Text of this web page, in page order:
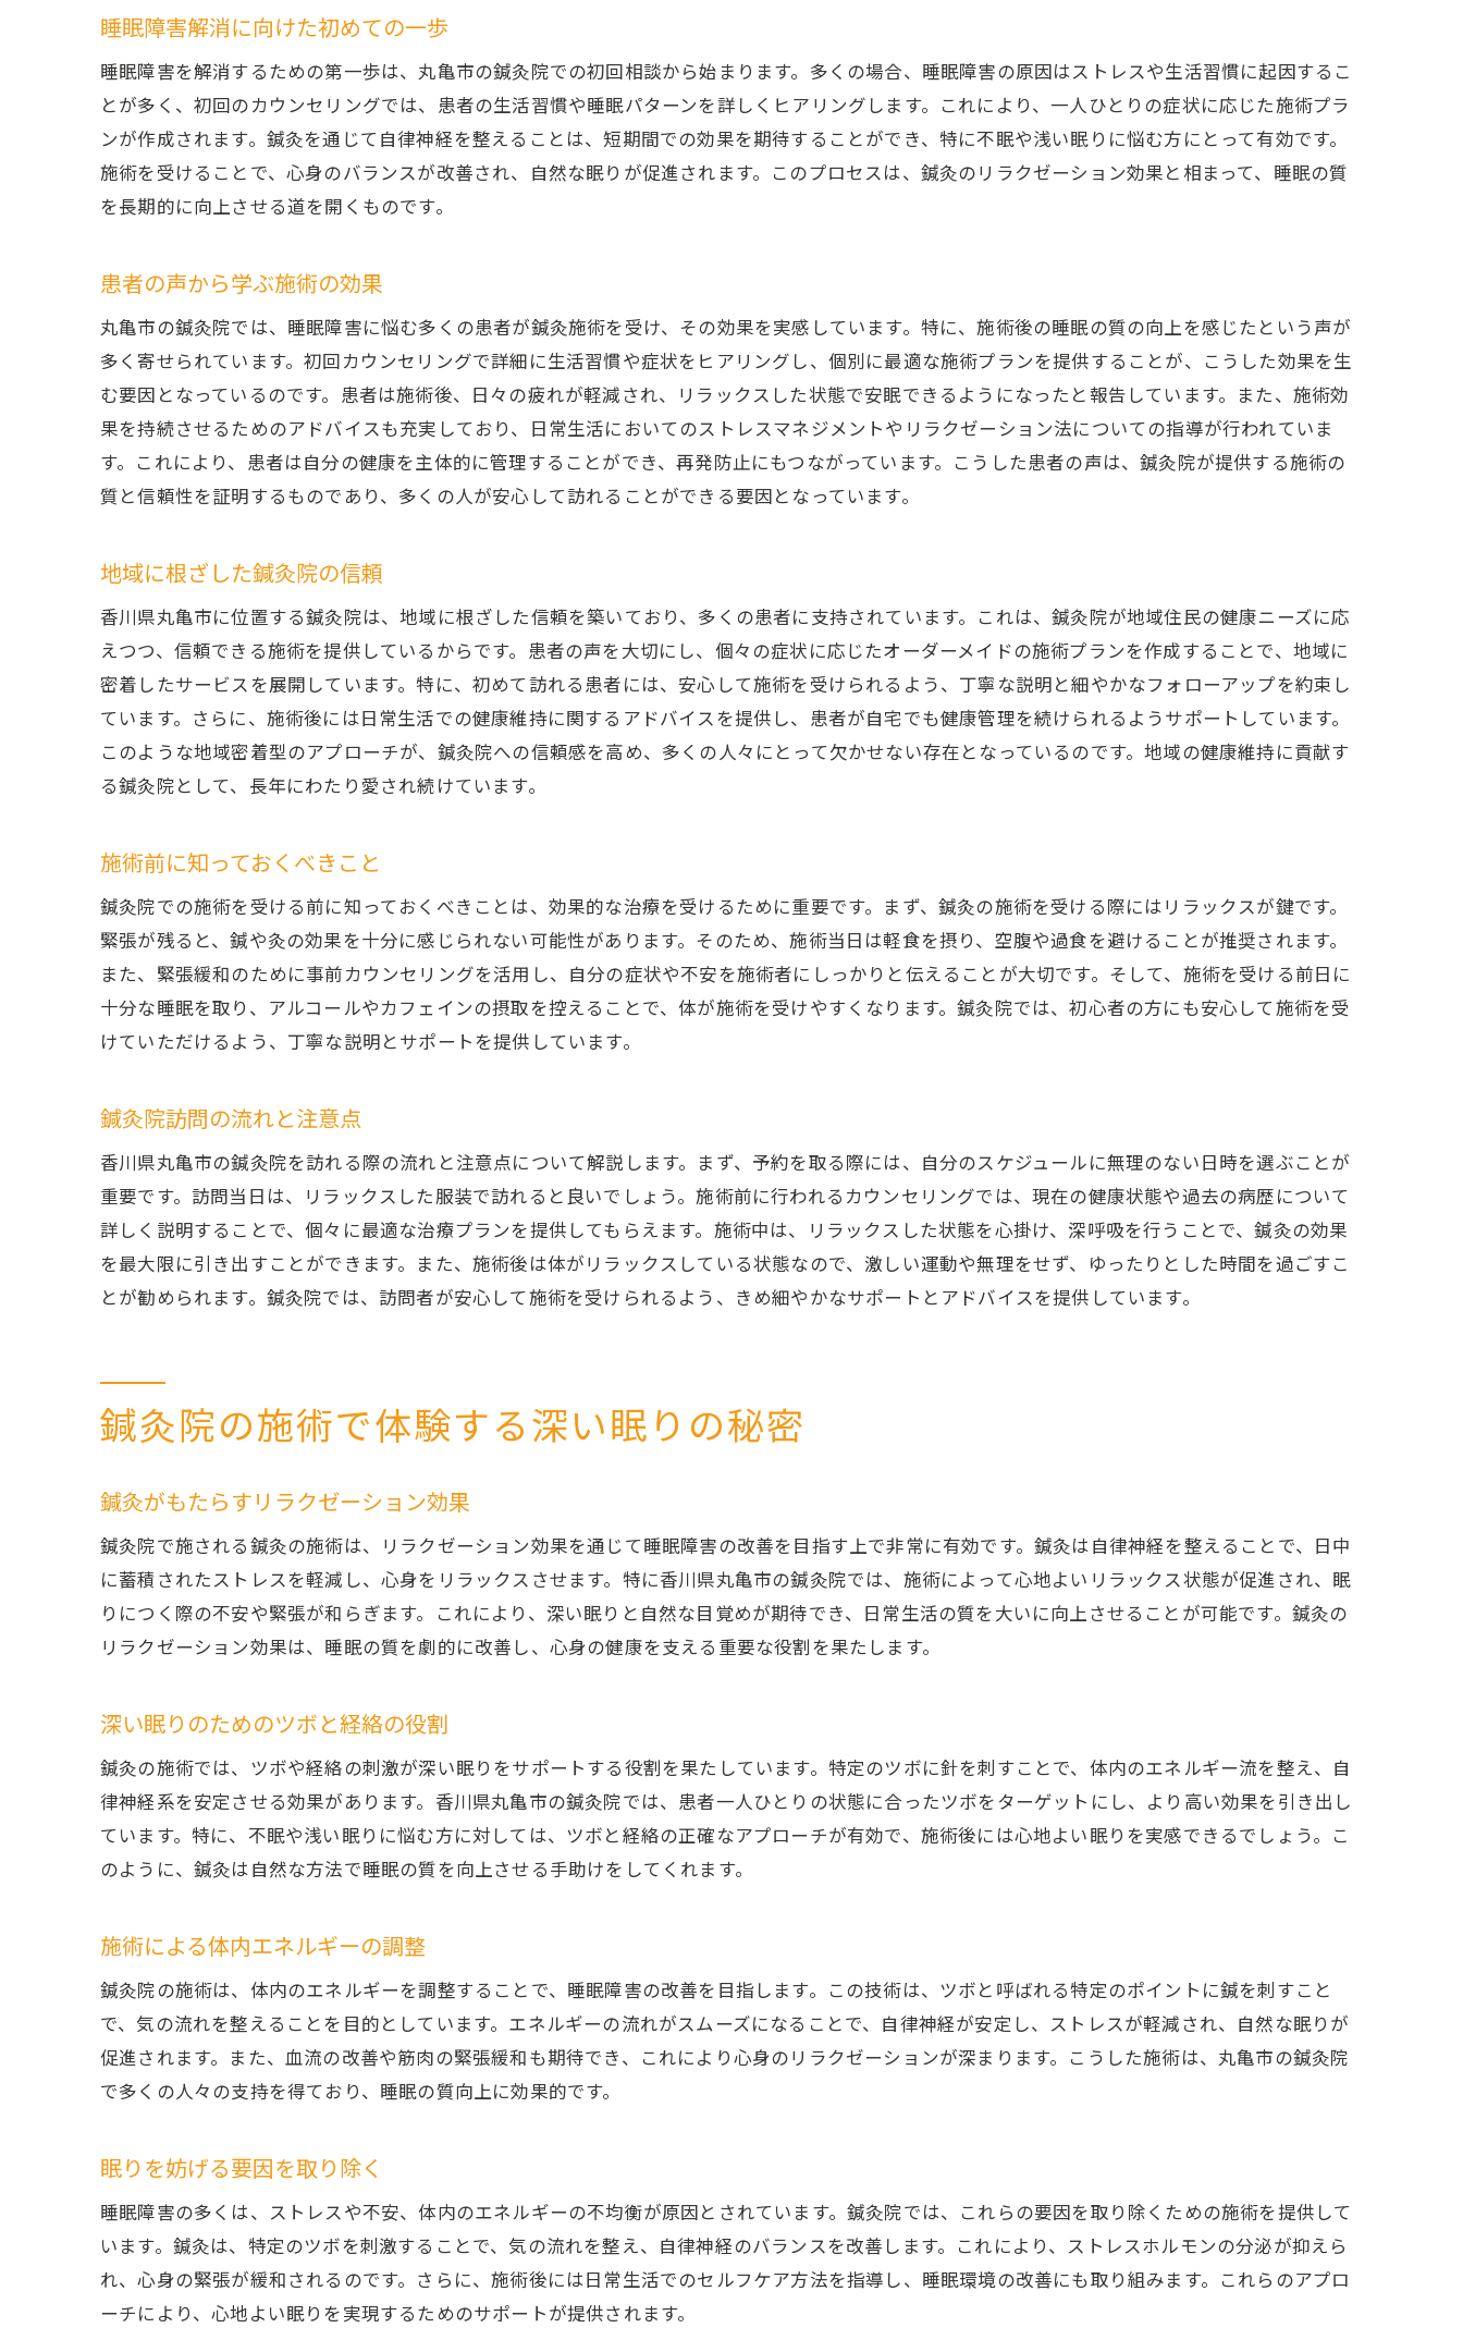
ストレス軽減に寄与するリラックス技術
自律神経を整える鍼灸のアプローチ
ストレスが睡眠に与える影響と対応策
心身の調和を取り戻す鍼灸の効果
施術後のリズムが整う秘密
鍼灸による自律神経の調整技術
睡眠の質向上に欠かせない要素
自律神経を整える生活習慣の提案
丸亀市の鍼灸院が提供するリラクゼーション革命
リラクゼーション効果を引き出す施術法
鍼灸院で心休まるひととき
リラクゼーションがもたらす健康効果
施術者の技術力と安心感
鍼灸がもたらす眠りの質向上の実際
継続施術による長期的な質向上
施術の頻度とその効果について
鍼灸による眠りの質改善のサポート
睡眠障害に悩む人必見！鍼灸の効果を徹底解説
鍼灸による睡眠改善の実例紹介
睡眠障害解消のための鍼灸効果
施術を受ける際の注意点と心得
鍼灸で心身を整え自然な眠りを取り戻す方法
鍼灸がサポートする自然な睡眠
施術を通じた心身のリセット法
睡眠障害解消に向けた初めての一歩
睡眠障害を解消するための第一歩は、丸亀市の鍼灸院での初回相談から始まります。多くの場合、睡眠障害の原因はストレスや生活習慣に起因するこ
とが多く、初回のカウンセリングでは、患者の生活習慣や睡眠パターンを詳しくヒアリングします。これにより、一人ひとりの症状に応じた施術プラ
ンが作成されます。鍼灸を通じて自律神経を整えることは、短期間での効果を期待することができ、特に不眠や浅い眠りに悩む方にとって有効です。
施術を受けることで、心身のバランスが改善され、自然な眠りが促進されます。このプロセスは、鍼灸のリラクゼーション効果と相まって、睡眠の質
を長期的に向上させる道を開くものです。
患者の声から学ぶ施術の効果
丸亀市の鍼灸院では、睡眠障害に悩む多くの患者が鍼灸施術を受け、その効果を実感しています。特に、施術後の睡眠の質の向上を感じたという声が
多く寄せられています。初回カウンセリングで詳細に生活習慣や症状をヒアリングし、個別に最適な施術プランを提供することが、こうした効果を生
む要因となっているのです。患者は施術後、日々の疲れが軽減され、リラックスした状態で安眠できるようになったと報告しています。また、施術効
果を持続させるためのアドバイスも充実しており、日常生活においてのストレスマネジメントやリラクゼーション法についての指導が行われていま
す。これにより、患者は自分の健康を主体的に管理することができ、再発防止にもつながっています。こうした患者の声は、鍼灸院が提供する施術の
質と信頼性を証明するものであり、多くの人が安心して訪れることができる要因となっています。
地域に根ざした鍼灸院の信頼
香川県丸亀市に位置する鍼灸院は、地域に根ざした信頼を築いており、多くの患者に支持されています。これは、鍼灸院が地域住民の健康ニーズに応
えつつ、信頼できる施術を提供しているからです。患者の声を大切にし、個々の症状に応じたオーダーメイドの施術プランを作成することで、地域に
密着したサービスを展開しています。特に、初めて訪れる患者には、安心して施術を受けられるよう、丁寧な説明と細やかなフォローアップを約束し
ています。さらに、施術後には日常生活での健康維持に関するアドバイスを提供し、患者が自宅でも健康管理を続けられるようサポートしています。
このような地域密着型のアプローチが、鍼灸院への信頼感を高め、多くの人々にとって欠かせない存在となっているのです。地域の健康維持に貢献す
る鍼灸院として、長年にわたり愛され続けています。
施術前に知っておくべきこと
鍼灸院での施術を受ける前に知っておくべきことは、効果的な治療を受けるために重要です。まず、鍼灸の施術を受ける際にはリラックスが鍵です。
緊張が残ると、鍼や灸の効果を十分に感じられない可能性があります。そのため、施術当日は軽食を摂り、空腹や過食を避けることが推奨されます。
また、緊張緩和のために事前カウンセリングを活用し、自分の症状や不安を施術者にしっかりと伝えることが大切です。そして、施術を受ける前日に
十分な睡眠を取り、アルコールやカフェインの摂取を控えることで、体が施術を受けやすくなります。鍼灸院では、初心者の方にも安心して施術を受
けていただけるよう、丁寧な説明とサポートを提供しています。
鍼灸院訪問の流れと注意点
香川県丸亀市の鍼灸院を訪れる際の流れと注意点について解説します。まず、予約を取る際には、自分のスケジュールに無理のない日時を選ぶことが
重要です。訪問当日は、リラックスした服装で訪れると良いでしょう。施術前に行われるカウンセリングでは、現在の健康状態や過去の病歴について
詳しく説明することで、個々に最適な治療プランを提供してもらえます。施術中は、リラックスした状態を心掛け、深呼吸を行うことで、鍼灸の効果
を最大限に引き出すことができます。また、施術後は体がリラックスしている状態なので、激しい運動や無理をせず、ゆったりとした時間を過ごすこ
とが勧められます。鍼灸院では、訪問者が安心して施術を受けられるよう、きめ細やかなサポートとアドバイスを提供しています。
鍼灸院の施術で体験する深い眠りの秘密
鍼灸がもたらすリラクゼーション効果
鍼灸院で施される鍼灸の施術は、リラクゼーション効果を通じて睡眠障害の改善を目指す上で非常に有効です。鍼灸は自律神経を整えることで、日中
に蓄積されたストレスを軽減し、心身をリラックスさせます。特に香川県丸亀市の鍼灸院では、施術によって心地よいリラックス状態が促進され、眠
りにつく際の不安や緊張が和らぎます。これにより、深い眠りと自然な目覚めが期待でき、日常生活の質を大いに向上させることが可能です。鍼灸の
リラクゼーション効果は、睡眠の質を劇的に改善し、心身の健康を支える重要な役割を果たします。
深い眠りのためのツボと経絡の役割
鍼灸の施術では、ツボや経絡の刺激が深い眠りをサポートする役割を果たしています。特定のツボに針を刺すことで、体内のエネルギー流を整え、自
律神経系を安定させる効果があります。香川県丸亀市の鍼灸院では、患者一人ひとりの状態に合ったツボをターゲットにし、より高い効果を引き出し
ています。特に、不眠や浅い眠りに悩む方に対しては、ツボと経絡の正確なアプローチが有効で、施術後には心地よい眠りを実感できるでしょう。こ
のように、鍼灸は自然な方法で睡眠の質を向上させる手助けをしてくれます。
施術による体内エネルギーの調整
鍼灸院の施術は、体内のエネルギーを調整することで、睡眠障害の改善を目指します。この技術は、ツボと呼ばれる特定のポイントに鍼を刺すこと
で、気の流れを整えることを目的としています。エネルギーの流れがスムーズになることで、自律神経が安定し、ストレスが軽減され、自然な眠りが
促進されます。また、血流の改善や筋肉の緊張緩和も期待でき、これにより心身のリラクゼーションが深まります。こうした施術は、丸亀市の鍼灸院
で多くの人々の支持を得ており、睡眠の質向上に効果的です。
眠りを妨げる要因を取り除く
睡眠障害の多くは、ストレスや不安、体内のエネルギーの不均衡が原因とされています。鍼灸院では、これらの要因を取り除くための施術を提供して
います。鍼灸は、特定のツボを刺激することで、気の流れを整え、自律神経のバランスを改善します。これにより、ストレスホルモンの分泌が抑えら
れ、心身の緊張が緩和されるのです。さらに、施術後には日常生活でのセルフケア方法を指導し、睡眠環境の改善にも取り組みます。これらのアプロ
ーチにより、心地よい眠りを実現するためのサポートが提供されます。